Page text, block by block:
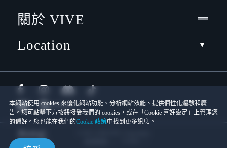
本網站使用 cookies 來優化網站功能、分析網站效能、提供個性化體驗和廣
告。您可點擊下方按鈕接受我們的 cookies，或在「Cookie 喜好設定」上管理您
的偏好。您也能在我們的Cookie 政策中找到更多訊息。
關於 VIVE
Location